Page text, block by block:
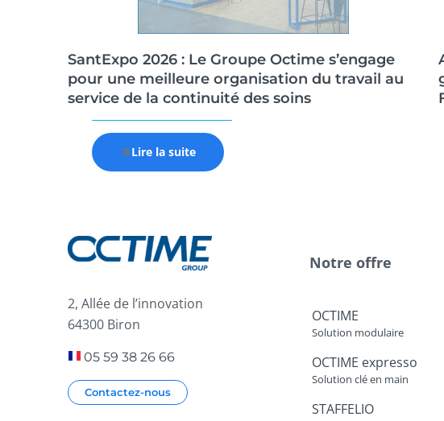
SantExpo 2026 : Le Groupe Octime s’engage
pour une meilleure organisation du travail au
service de la continuité des soins
Lire la suite
2, Allée de l’innovation
64300 Biron
05 59 38 26 66
Contactez-nous
Notre offre
OCTIME
Solution modulaire
OCTIME expresso
Solution clé en main
STAFFELIO